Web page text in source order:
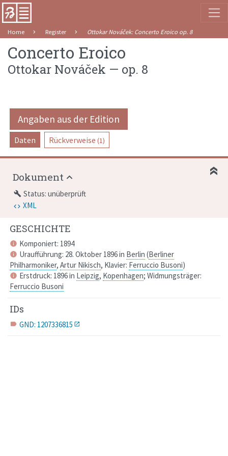
Home Register Ottokar Nováček: Concerto Eroico op. 8
Concerto Eroico
Ottokar Nováček — op. 8
Angaben aus der Edition
Daten Rückverweise (1)
GESCHICHTE
info Komponiert: 1894
info Uraufführung: 28. Oktober 1896 in Berlin (Berliner
Philharmoniker, Artur Nikisch, Klavier: Ferruccio Busoni)
info Erstdruck: 1896 in Leipzig, Kopenhagen; Widmungsträger:
Ferruccio Busoni
IDs
label GND: 1207336815
Dokument
build Status: unüberprüft
XML